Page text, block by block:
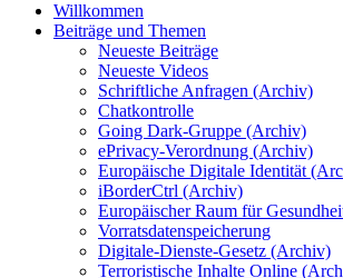
Willkommen
Beiträge und Themen
Neueste Beiträge
Neueste Videos
Schriftliche Anfragen (Archiv)
Chatkontrolle
Going Dark-Gruppe (Archiv)
ePrivacy-Verordnung (Archiv)
Europäische Digitale Identität
iBorderCtrl (Archiv)
Europäischer Raum für
Vorratsdatenspeicherung
Digitale-Dienste-Gesetz (Archiv)
Terroristische Inhalte Online